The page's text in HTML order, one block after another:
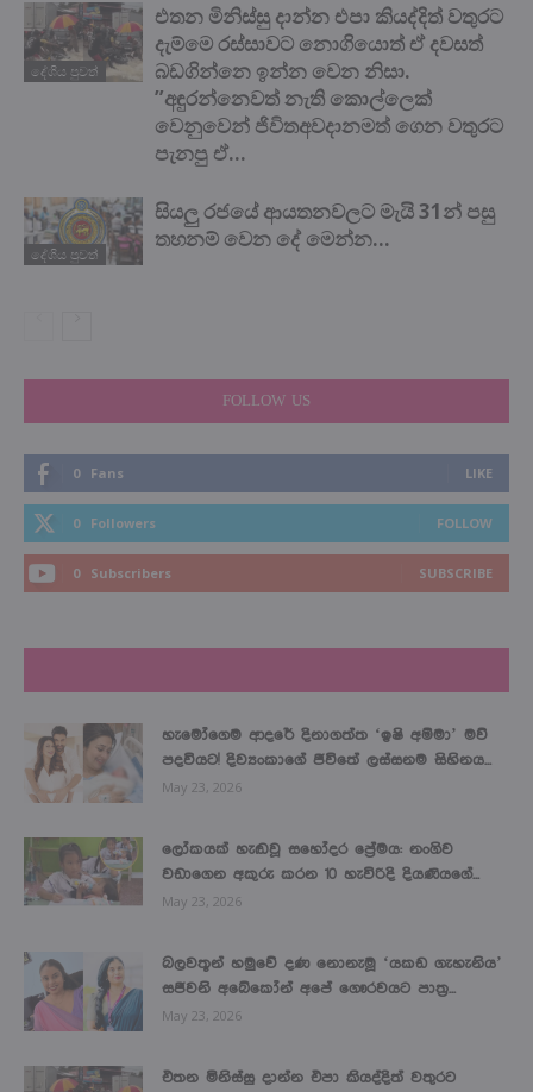
දේශිය පුවත්
එතන මිනිස්සු දාන්න එපා කියද්දිත් වතුරට
දැම්මෙ රස්සාවට නොගියොත් ඒ දවසත්
බඩගින්නෙ ඉන්න වෙන නිසා.
”අඳුරන්නෙවත් නැති කොල්ලෙක්
වෙනුවෙන් ජිවිතඅවදානමත් ගෙන වතුරට
පැනපු ඒ...
දේශිය පුවත්
සියලු රජයේ ආයතනවලට මැයි 31න් පසු
තහනම් වෙන දේ මෙන්න…
FOLLOW US
0 Fans LIKE
0 Followers FOLLOW
0 Subscribers SUBSCRIBE
හැමෝගෙම ආදරේ දිනාගත්ත ‘ඉෂි අම්මා’ මව්
පදවියට! දිව්‍යංකාගේ ජීවිතේ ලස්සනම සිහිනය...
May 23, 2026
ලෝකයක් හැඬවූ සහෝදර ප්‍රේමය: නංගිව
වඩාගෙන අකුරු කරන 10 හැවිරිදි දියණියගේ...
May 23, 2026
බලවතූන් හමුවේ දණ නොනැමූ ‘යකඩ ගැහැනිය’
සජීවනි අබේකෝන් අපේ ගෞරවයට පාත්‍ර...
May 23, 2026
එතන මිනිස්සු දාන්න එපා කියද්දිත් වතුරට